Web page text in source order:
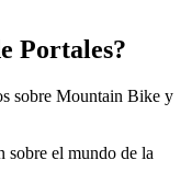
Portales?
sobre Mountain Bike y
sobre el mundo de la